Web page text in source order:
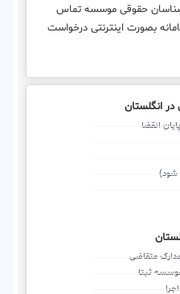
حقوقی موسسه تماس
بصورت اینترنتی درخواست
در انگلستان
شود)